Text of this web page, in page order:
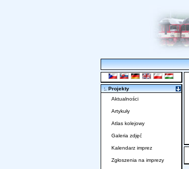
:. Projekty
Aktualności
Artykuły
Atlas kolejowy
Galeria zdjęć
Kalendarz imprez
Zgłoszenia na imprezy